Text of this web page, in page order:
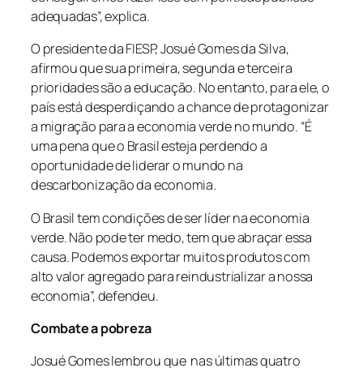
adequadas”, explica.
O presidente da FIESP, Josué Gomes da Silva,
afirmou que sua primeira, segunda e terceira
prioridades são a educação. No entanto, para ele, o
país está desperdiçando a chance de protagonizar
a migração para a economia verde no mundo. “É
uma pena que o Brasil esteja perdendo a
oportunidade de liderar o mundo na
descarbonização da economia.
O Brasil tem condições de ser líder na economia
verde. Não pode ter medo, tem que abraçar essa
causa. Podemos exportar muitos produtos com
alto valor agregado para reindustrializar a nossa
economia”, defendeu.
Combate a pobreza
Josué Gomes lembrou que nas últimas quatro